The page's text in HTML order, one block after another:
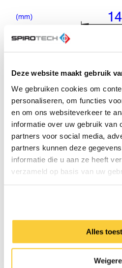
Deze website maakt gebruik
We gebruiken cookies om
personaliseren, om functies
en om ons websiteverkeer te
informatie over uw gebruik van
partners voor social media,
partners kunnen deze
informatie die u aan ze heeft
verzameld op basis van uw
Alles